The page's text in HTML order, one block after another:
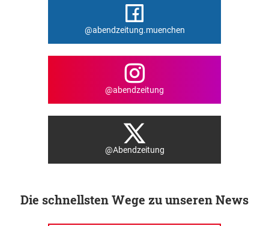
@abendzeitung.muenchen
@abendzeitung
@Abendzeitung
Die schnellsten Wege zu unseren News